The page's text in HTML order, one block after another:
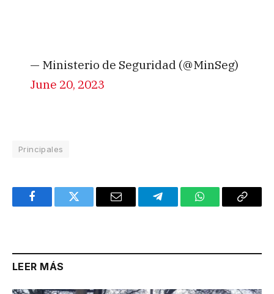
— Ministerio de Seguridad (@MinSeg)
June 20, 2023
Principales
FacebookTwitter Email TelegramWhatsAppCopy
LEER MÁS